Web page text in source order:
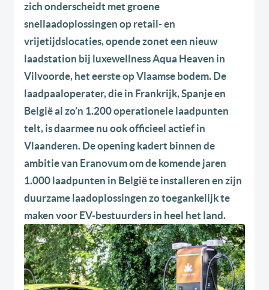
zich onderscheidt met groene
snellaadoplossingen op retail- en
vrijetijdslocaties, opende zonet een nieuw
laadstation bij luxewellness Aqua Heaven in
Vilvoorde, het eerste op Vlaamse bodem. De
laadpaaloperater, die in Frankrijk, Spanje en
België al zo’n 1.200 operationele laadpunten
telt, is daarmee nu ook officieel actief in
Vlaanderen. De opening kadert binnen de
ambitie van Eranovum om de komende jaren
1.000 laadpunten in België te installeren en zijn
duurzame laadoplossingen zo toegankelijk te
maken voor EV-bestuurders in heel het land.